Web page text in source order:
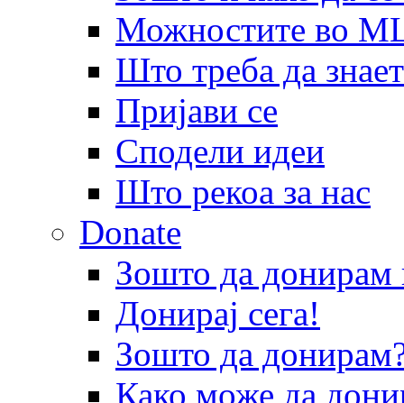
Можностите во
Што треба да
Пријави се
Сподели идеи
Што рекоа за нас
Donate
Зошто да
Донирај сега!
Зошто да
Како може да